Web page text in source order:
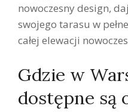
nowoczesny design,
swojego tarasu w
całej elewacji
Gdzie w
dostępne są